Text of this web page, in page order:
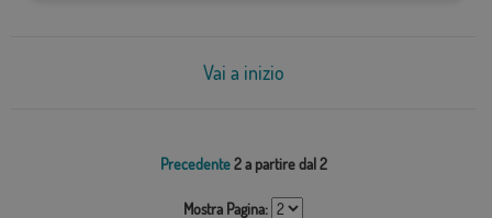
Vai a inizio
Precedente 2 a partire dal 2
Mostra Pagina: